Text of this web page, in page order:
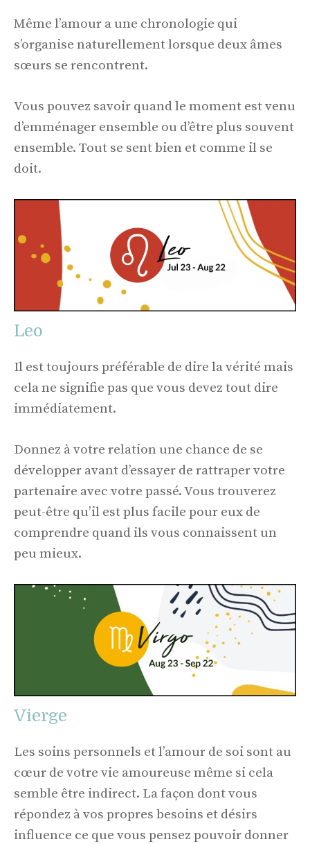
Même l’amour a une chronologie qui
s’organise naturellement lorsque deux âmes
sœurs se rencontrent.
Vous pouvez savoir quand le moment est venu
d’emménager ensemble ou d’être plus souvent
ensemble. Tout se sent bien et comme il se
doit.
Leo
Il est toujours préférable de dire la vérité mais
cela ne signifie pas que vous devez tout dire
immédiatement.
Donnez à votre relation une chance de se
développer avant d’essayer de rattraper votre
partenaire avec votre passé. Vous trouverez
peut-être qu’il est plus facile pour eux de
comprendre quand ils vous connaissent un
peu mieux.
Vierge
Les soins personnels et l’amour de soi sont au
cœur de votre vie amoureuse même si cela
semble être indirect. La façon dont vous
répondez à vos propres besoins et désirs
influence ce que vous pensez pouvoir donner